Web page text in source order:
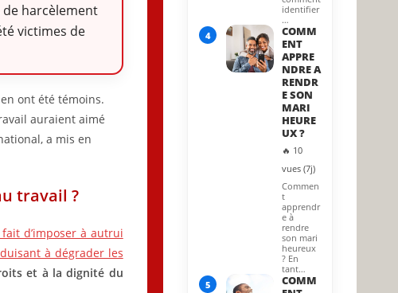
harcèlement
victimes de
ont été témoins.
auraient aimé
a mis en
travail ?
d’imposer à autrui
à dégrader les
et à la dignité du
identifier
…
4
COMM
ENT
APPRE
NDRE A
RENDR
E SON
MARI
HEURE
UX ?
🔥 10
vues (7j)
Commen
t
apprendr
e à
rendre
son mari
heureux
? En
tant…
5
COMM